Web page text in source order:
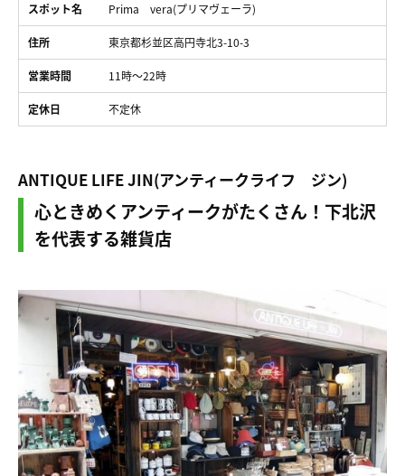
スポット名 Prima vera(プリマヴェーラ)
住所 東京都杉並区高円寺北3-10-3
営業時間 11時～22時
定休日 不定休
ANTIQUE LIFE JIN(アンティークライフ ジン)
心ときめくアンティークがたくさん！下北沢
を代表する雑貨店